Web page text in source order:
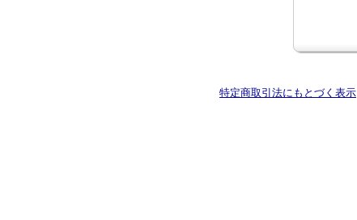
特定商取引法にもとづく表示